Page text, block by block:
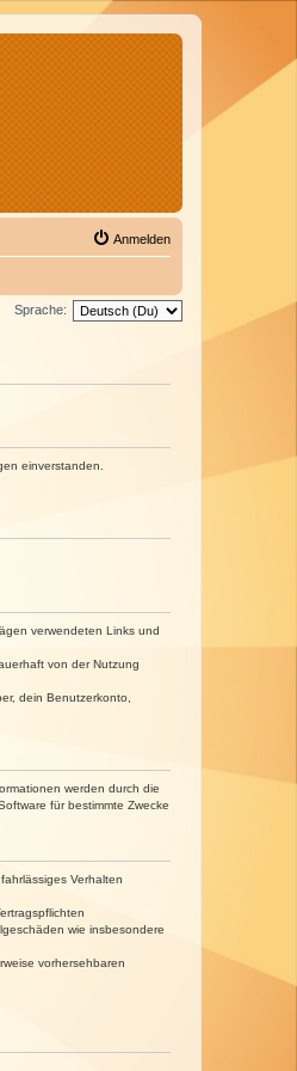
Anmelden
Sprache:
einverstanden.
verwendeten Links und
von der Nutzung
dein Benutzerkonto,
werden durch die
für bestimmte Zwecke
Verhalten
wie insbesondere
vorhersehbaren